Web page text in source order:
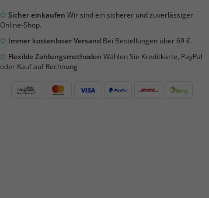
Sicher einkaufen Wir sind ein sicherer und zuverlässiger
Online-Shop.
Immer kostenloser VersandBei Bestellungen über 69 €.
Flexible Zahlungsmethoden Wählen Sie Kreditkarte, PayPal
oder Kauf auf Rechnung